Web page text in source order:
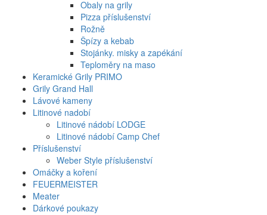
Obaly na grily
Pizza příslušenství
Rožně
Špízy a kebab
Stojánky. misky a zapékání
Teploměry na maso
Keramické Grily PRIMO
Grily Grand Hall
Lávové kameny
Litinové nadobí
Litinové nádobí LODGE
Litinové nádobí Camp Chef
Příslušenství
Weber Style příslušenství
Omáčky a koření
FEUERMEISTER
Meater
Dárkové poukazy